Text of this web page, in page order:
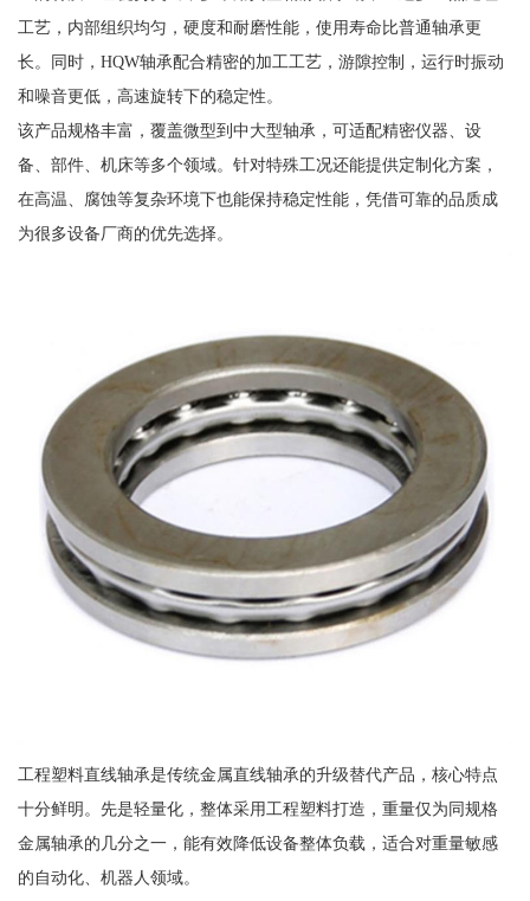
工艺，内部组织均匀，硬度和耐磨性能，使用寿命比普通轴承更
长。同时，HQW轴承配合精密的加工工艺，游隙控制，运行时振动
和噪音更低，高速旋转下的稳定性。
该产品规格丰富，覆盖微型到中大型轴承，可适配精密仪器、设
备、部件、机床等多个领域。针对特殊工况还能提供定制化方案，
在高温、腐蚀等复杂环境下也能保持稳定性能，凭借可靠的品质成
为很多设备厂商的优先选择。
工程塑料直线轴承是传统金属直线轴承的升级替代产品，核心特点
十分鲜明。先是轻量化，整体采用工程塑料打造，重量仅为同规格
金属轴承的几分之一，能有效降低设备整体负载，适合对重量敏感
的自动化、机器人领域。